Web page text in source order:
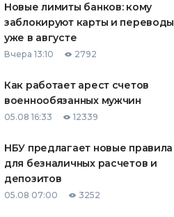
Новые лимиты банков: кому
заблокируют карты и переводы
уже в августе
Вчера 13:10 2792
Как работает арест счетов
военнообязанных мужчин
05.08 16:33 12339
НБУ предлагает новые правила
для безналичных расчетов и
депозитов
05.08 07:00 3252